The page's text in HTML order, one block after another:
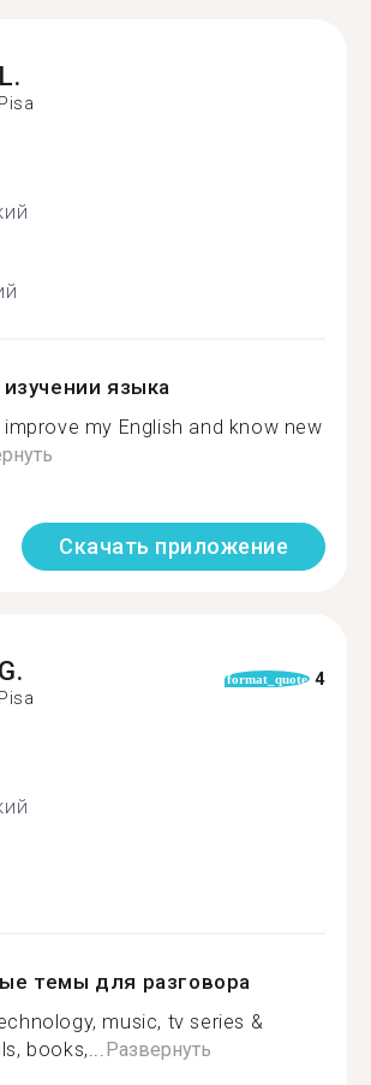
L.
Pisa
языка
my English and know new
Скачать приложение
G.
Pisa
format_quote 4
темы для разговора
music, tv series &
books,...Развернуть